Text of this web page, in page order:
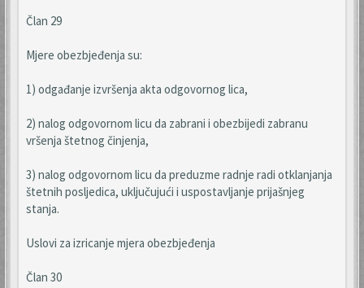
Član 29
Mjere obezbjeđenja su:
1) odgađanje izvršenja akta odgovornog lica,
2) nalog odgovornom licu da zabrani i obezbijedi zabranu
vršenja štetnog činjenja,
3) nalog odgovornom licu da preduzme radnje radi otklanjanja
štetnih posljedica, uključujući i uspostavljanje prijašnjeg
stanja.
Uslovi za izricanje mjera obezbjeđenja
Član 30